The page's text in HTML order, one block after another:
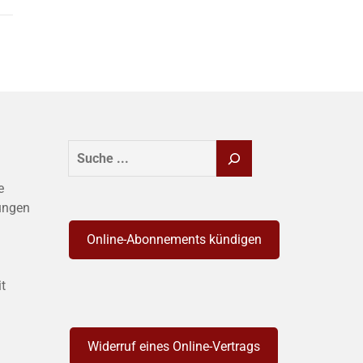
SUCHEN
Online-Abonnements kündigen
Widerruf eines Online-Vertrags